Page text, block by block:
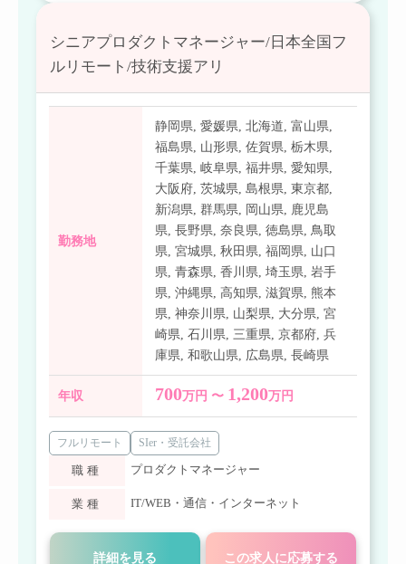
シニアプロダクトマネージャー/日本全国フ
ルリモート/技術支援アリ
勤務地
静岡県,愛媛県,北海道,富山県,
福島県, 山形県,佐賀県,栃木県,
千葉県,岐阜県,福井県,愛知県,
大阪府,茨城県,島根県,東京都,
新潟県,群馬県, 岡山県, 鹿児島
県,長野県,奈良県,徳島県,鳥取
県,宮城県,秋田県,福岡県, 山口
県,青森県,香川県,埼玉県,岩手
県,沖縄県, 高知県,滋賀県,熊本
県,神奈川県, 山梨県, 大分県,宮
崎県,石川県,三重県,京都府,兵
庫県,和歌山県, 広島県,長崎県
年収 700万円 〜 1,200万円
フルリモート SIer・受託会社
職種 プロダクトマネージャー
業種 IT/WEB・通信・インターネット
詳細を見る この求人に応募する